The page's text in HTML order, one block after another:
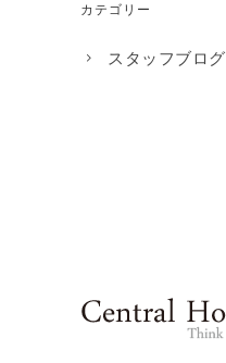
カテゴリー
スタッフブログ